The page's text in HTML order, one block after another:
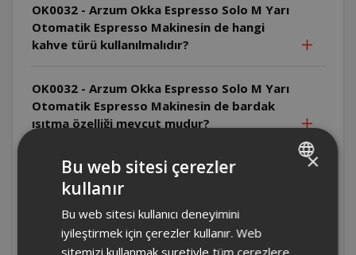
OK0032 - Arzum Okka Espresso Solo M Yarı
Otomatik Espresso Makinesin de hangi
kahve türü kullanılmalıdır?
OK0032 - Arzum Okka Espresso Solo M Yarı
Otomatik Espresso Makinesin de bardak
ısıtma özelliği mevcut mudur?
OK0032 - Arzum Okka Espresso Solo M Yarı
Otomatik Espresso Makinesi süt
Ürünü ilk kullanımda sorunsuz deneyimlenir
×
Bu web sitesi çerezler
kullanır
Bu web sitesi kullanıcı deneyimini
iyileştirmek için çerezler kullanır. Web
sitemizi kullanmak suretiyle tüm çerezlere